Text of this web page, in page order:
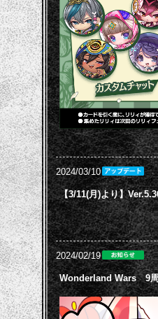
2024/03/10
【3/11(月)より】
2024/02/19
Wonderland Wars 9